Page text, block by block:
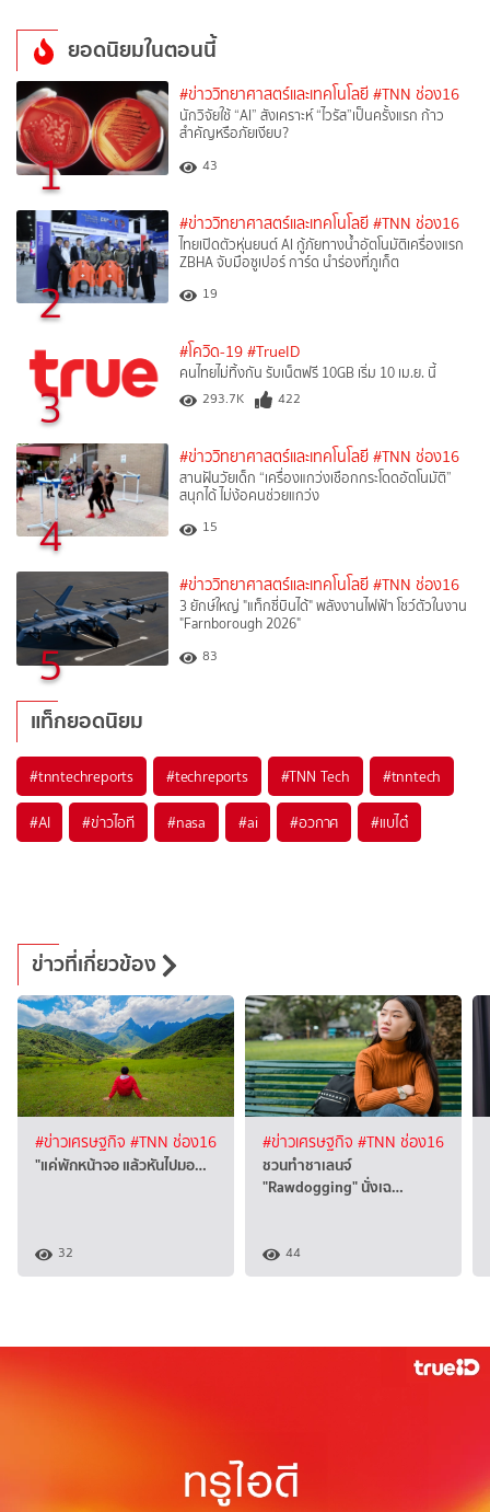
ยอดนิยมในตอนนี้
1
#ข่าววิทยาศาสตร์และเทคโนโลยี #TNN ช่อง16
นักวิจัยใช้ “AI” สังเคราะห์ “ไวรัส”เป็นครั้งแรก ก้าว
สำคัญหรือภัยเงียบ?
43
2
#ข่าววิทยาศาสตร์และเทคโนโลยี #TNN ช่อง16
ไทยเปิดตัวหุ่นยนต์ AI กู้ภัยทางน้ำอัตโนมัติเครื่องแรก
ZBHA จับมือซูเปอร์ การ์ด นำร่องที่ภูเก็ต
19
3
#โควิด-19 #TrueID
คนไทยไม่ทิ้งกัน รับเน็ตฟรี 10GB เริ่ม 10 เม.ย. นี้
293.7K 422
4
#ข่าววิทยาศาสตร์และเทคโนโลยี #TNN ช่อง16
สานฝันวัยเด็ก “เครื่องแกว่งเชือกกระโดดอัตโนมัติ”
สนุกได้ ไม่ง้อคนช่วยแกว่ง
15
5
#ข่าววิทยาศาสตร์และเทคโนโลยี #TNN ช่อง16
3 ยักษ์ใหญ่ "แท็กซี่บินได้" พลังงานไฟฟ้า โชว์ตัวในงาน
"Farnborough 2026"
83
แท็กยอดนิยม
#tnntechreports #techreports #TNN Tech #tnntech
#AI #ข่าวไอที #nasa #ai #อวกาศ #แบไต๋
ข่าวที่เกี่ยวข้อง
#ข่าวเศรษฐกิจ #TNN ช่อง16
"แค่พักหน้าจอ แล้วหันไปมอ…
32
#ข่าวเศรษฐกิจ #TNN ช่อง16
ชวนทำชาเลนจ์
"Rawdogging" นั่งเฉ…
44